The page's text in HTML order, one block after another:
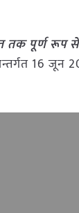
पूर्ण रूप से
16